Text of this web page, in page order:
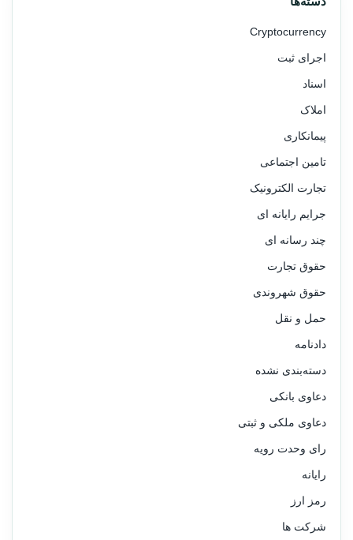
Cryptocurrency
اجرای ثبت
اسناد
املاک
پیمانکاری
تامین اجتماعی
تجارت الکترونیک
جرایم رایانه ای
چند رسانه ای
حقوق تجارت
حقوق شهروندی
حمل و نقل
دادنامه
دسته‌بندی نشده
دعاوی بانکی
دعاوی ملکی و ثبتی
رای وحدت رویه
رایانه
رمز ارز
شرکت ها